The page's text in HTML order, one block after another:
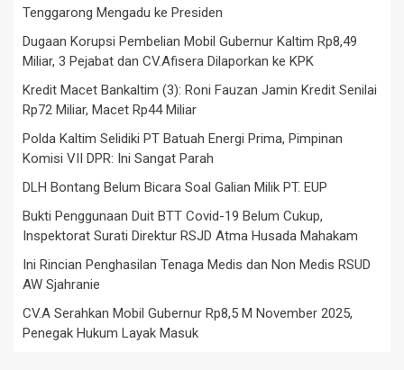
Tenggarong Mengadu ke Presiden
Dugaan Korupsi Pembelian Mobil Gubernur Kaltim Rp8,49
Miliar, 3 Pejabat dan CV.Afisera Dilaporkan ke KPK
Kredit Macet Bankaltim (3): Roni Fauzan Jamin Kredit Senilai
Rp72 Miliar, Macet Rp44 Miliar
Polda Kaltim Selidiki PT Batuah Energi Prima, Pimpinan
Komisi VII DPR: Ini Sangat Parah
DLH Bontang Belum Bicara Soal Galian Milik PT. EUP
Bukti Penggunaan Duit BTT Covid-19 Belum Cukup,
Inspektorat Surati Direktur RSJD Atma Husada Mahakam
Ini Rincian Penghasilan Tenaga Medis dan Non Medis RSUD
AW Sjahranie
CV.A Serahkan Mobil Gubernur Rp8,5 M November 2025,
Penegak Hukum Layak Masuk